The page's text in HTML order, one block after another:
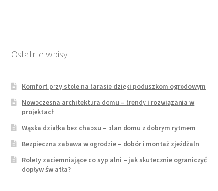
Ostatnie wpisy
Komfort przy stole na tarasie dzięki poduszkom ogrodowym
Nowoczesna architektura domu – trendy i rozwiązania w
projektach
Wąska działka bez chaosu – plan domu z dobrym rytmem
Bezpieczna zabawa w ogrodzie – dobór i montaż zjeżdżalni
Rolety zaciemniające do sypialni – jak skutecznie ograniczyć
dopływ światła?